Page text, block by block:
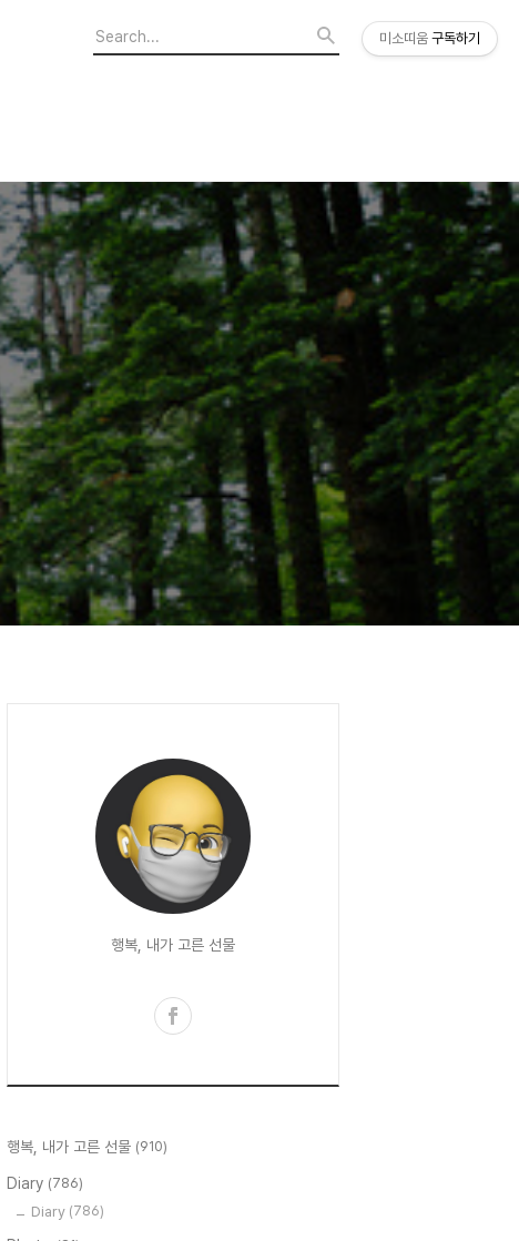
행복, 내가 고른 선물
행복, 내가 고른 선물 (910)
Diary (786)
Diary (786)
미소띠움 구독하기